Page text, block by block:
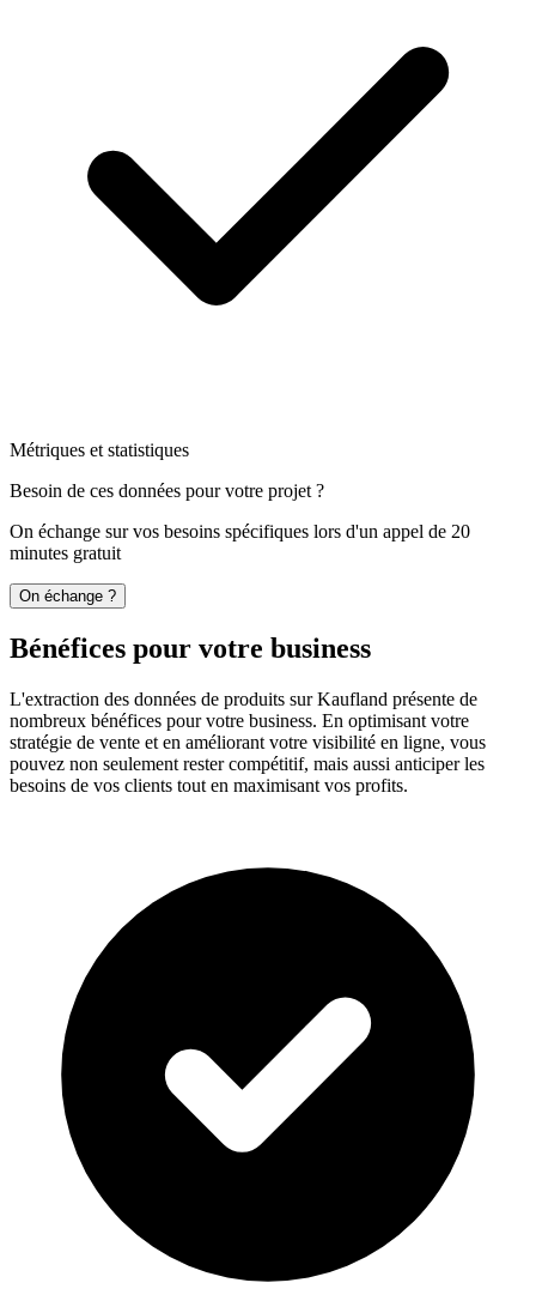
Métriques et statistiques
Besoin de ces données pour votre projet ?
On échange sur vos besoins spécifiques lors d'un appel de 20
minutes gratuit
On échange ?
Bénéfices pour votre business
L'extraction des données de produits sur Kaufland présente de
nombreux bénéfices pour votre business. En optimisant votre
stratégie de vente et en améliorant votre visibilité en ligne, vous
pouvez non seulement rester compétitif, mais aussi anticiper les
besoins de vos clients tout en maximisant vos profits.